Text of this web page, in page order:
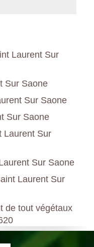
Laurent Sur
Sur Saone
Sur Saone
Sur Saone
Laurent Sur
Sur Saone
Laurent Sur
de tout végétaux